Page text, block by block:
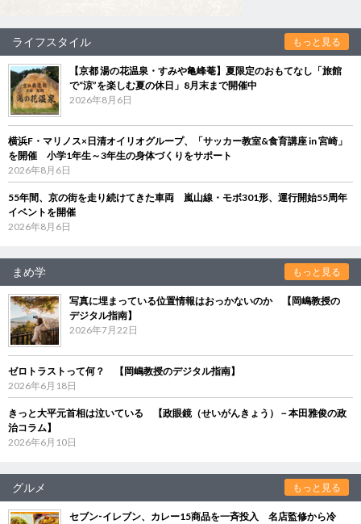
ライフスタイル もっと見る
【京都 湯の花温泉・すみや亀峰菴】夏限定のおもてなし「旅館
で“涼”を楽しむ夏の休日」8月末まで開催中
2026年8月6日
横浜F・マリノス×日清オイリオグループ、「サッカー教室&食育講座 in 宮崎」
を開催 小学1年生～3年生の身体づくりをサポート
2026年8月6日
55年間、京の街を走り続けてきた車両 嵐山線・モボ301形、運行開始55周年
イベントを開催
2026年8月6日
まめ学 もっと見る
写真に埋まっている位置情報はおっかないのか 【岡嶋教授の
デジタル指南】
2026年7月22日
ゼロトラストって何？ 【岡嶋教授のデジタル指南】
2026年6月18日
きっと大平元首相は泣いている 【政眼鏡（せいがんきょう）－本田雅俊の政
治コラム】
2026年6月10日
グルメ もっと見る
セブン‐イレブン、カレー15商品を一斉投入 名店監修から冷